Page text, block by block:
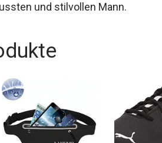
und stilvollen Mann.